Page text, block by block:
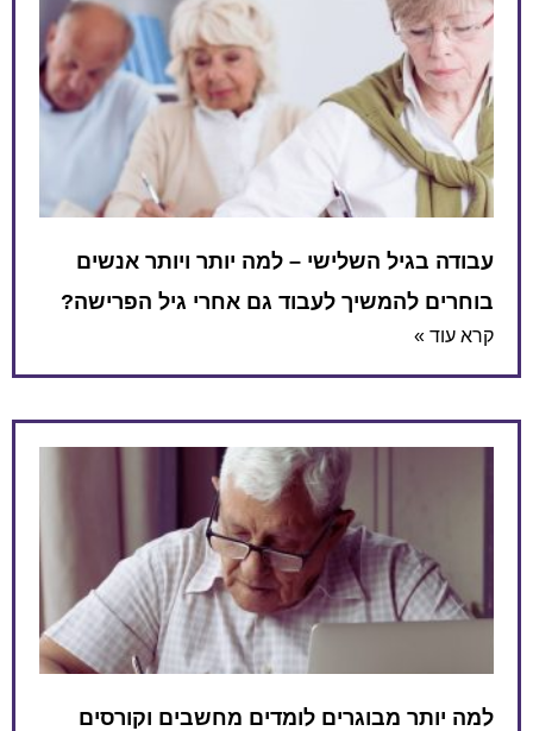
עבודה בגיל השלישי – למה יותר ויותר אנשים
בוחרים להמשיך לעבוד גם אחרי גיל הפרישה?
קרא עוד »
למה יותר מבוגרים לומדים מחשבים וקורסים